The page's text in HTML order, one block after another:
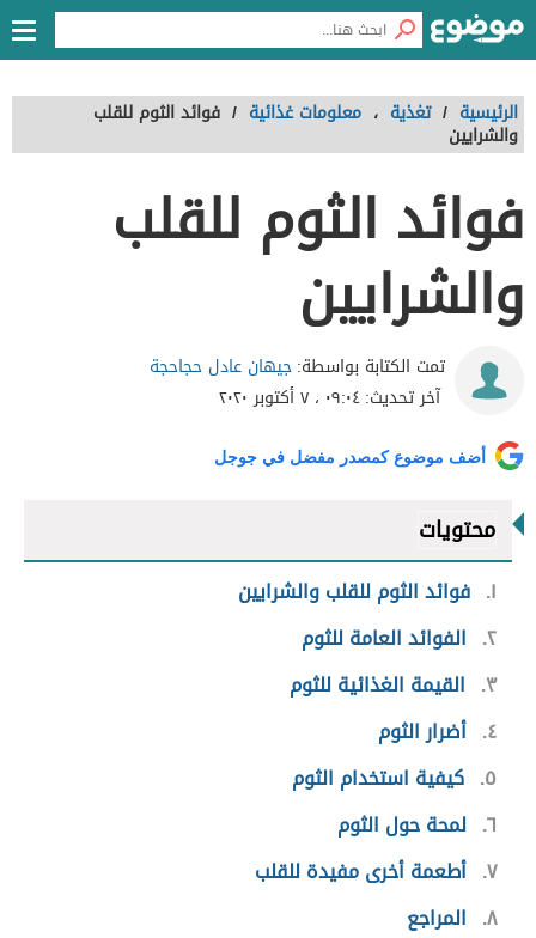
الرئيسية / تغذية ، معلومات غذائية / فوائد الثوم للقلب
والشرايين
فوائد الثوم للقلب
والشرايين
تمت الكتابة بواسطة:جيهان عادل حجاحجة
آخر تحديث:٠٩:٠٤ ، ٧ أكتوبر ٢٠٢٠
أضف موضوع كمصدر مفضل في جوجل
محتويات
١ فوائد الثوم للقلب والشرايين
٢ الفوائد العامة للثوم
٣
القيمة الغذائية للثوم
٤ أضرار الثوم
٥ كيفية استخدام الثوم
٦ لمحة حول الثوم
٧ أطعمة أخرى مفيدة للقلب
٨ المراجع